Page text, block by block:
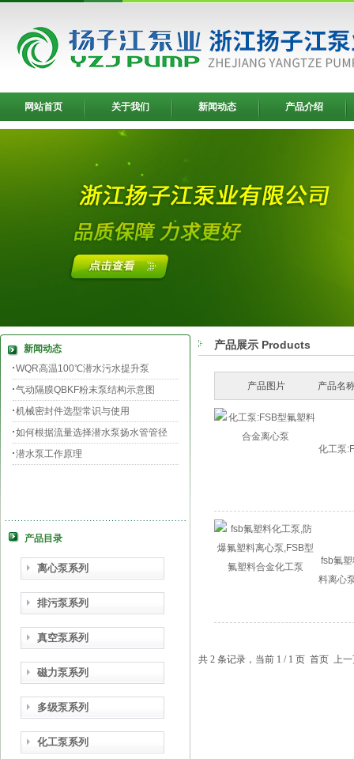
网站首页 关于我们 新闻动态 产品介绍
新闻动态
WQR高温100℃潜水污水提升泵
气动隔膜QBKF粉末泵结构示意图
机械密封件选型常识与使用
如何根据流量选择潜水泵扬水管管径
潜水泵工作原理
产品目录
离心泵系列
排污泵系列
真空泵系列
磁力泵系列
多级泵系列
化工泵系列
产品展示 Products
产品图片 产品名
化工泵
fsb氟
料离心
共 2 条记录，当前 1 / 1 页 首页 上